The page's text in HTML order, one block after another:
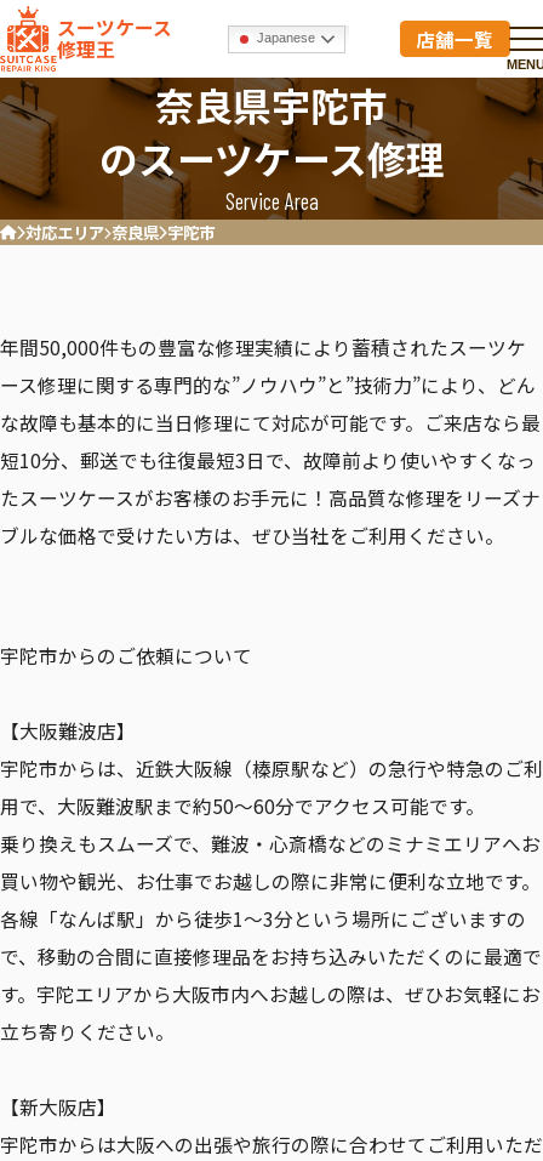
スーツケース
修理王 Japanese 店舗一覧
奈良県宇陀市
のスーツケース修理
Service Area
ホーム対応エリア 奈良県 宇陀市
年間50,000件もの豊富な修理実績により蓄積されたスーツケ
ース修理に関する専門的な”ノウハウ”と”技術力”により、どん
な故障も基本的に当日修理にて対応が可能です。ご来店なら最
短10分、郵送でも往復最短3日で、故障前より使いやすくなっ
たスーツケースがお客様のお手元に！高品質な修理をリーズナ
ブルな価格で受けたい方は、ぜひ当社をご利用ください。
宇陀市からのご依頼について
【大阪難波店】
宇陀市からは、近鉄大阪線（榛原駅など）の急行や特急のご利
用で、大阪難波駅まで約50〜60分でアクセス可能です。
乗り換えもスムーズで、難波・心斎橋などのミナミエリアへお
買い物や観光、お仕事でお越しの際に非常に便利な立地です。
各線「なんば駅」から徒歩1〜3分という場所にございますの
で、移動の合間に直接修理品をお持ち込みいただくのに最適で
す。宇陀エリアから大阪市内へお越しの際は、ぜひお気軽にお
立ち寄りください。
【新大阪店】
宇陀市からは大阪への出張や旅行の際に合わせてご利用いただ